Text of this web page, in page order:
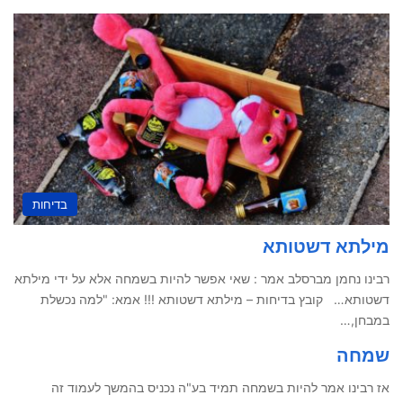
בדיחות
מילתא דשטותא
רבינו נחמן מברסלב אמר : שאי אפשר להיות בשמחה אלא על ידי מילתא
דשטותא… קובץ בדיחות – מילתא דשטותא !!! אמא:‏ "למה נכשלת
במבחן,…
שמחה
אז רבינו אמר להיות בשמחה תמיד בע"ה נכניס בהמשך לעמוד זה